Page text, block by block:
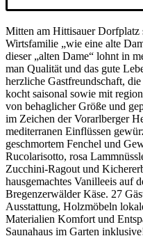
Mitten am Hittisauer
Wirtsfamilie „wie eine alte
dieser „alten Dame“ lohnt in
man Qualität und das gute
herzliche Gastfreundschaft,
kocht saisonal sowie mit
von behaglicher Größe und
im Zeichen der Vorarlberger
mediterranen Einflüssen
geschmortem Fenchel und
Rucolarisotto, rosa
Zucchini-Ragout und
hausgemachtes Vanilleeis auf
Bregenzerwälder Käse. 27
Ausstattung, Holzmöbeln
Materialien Komfort und
Saunahaus im Garten